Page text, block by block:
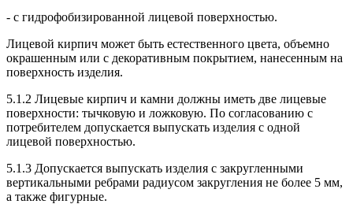
- с гидрофобизированной лицевой поверхностью.
Лицевой кирпич может быть естественного цвета, объемно
окрашенным или с декоративным покрытием, нанесенным на
поверхность изделия.
5.1.2 Лицевые кирпич и камни должны иметь две лицевые
поверхности: тычковую и ложковую. По согласованию с
потребителем допускается выпускать изделия с одной
лицевой поверхностью.
5.1.3 Допускается выпускать изделия с закругленными
вертикальными ребрами радиусом закругления не более 5 мм,
а также фигурные.